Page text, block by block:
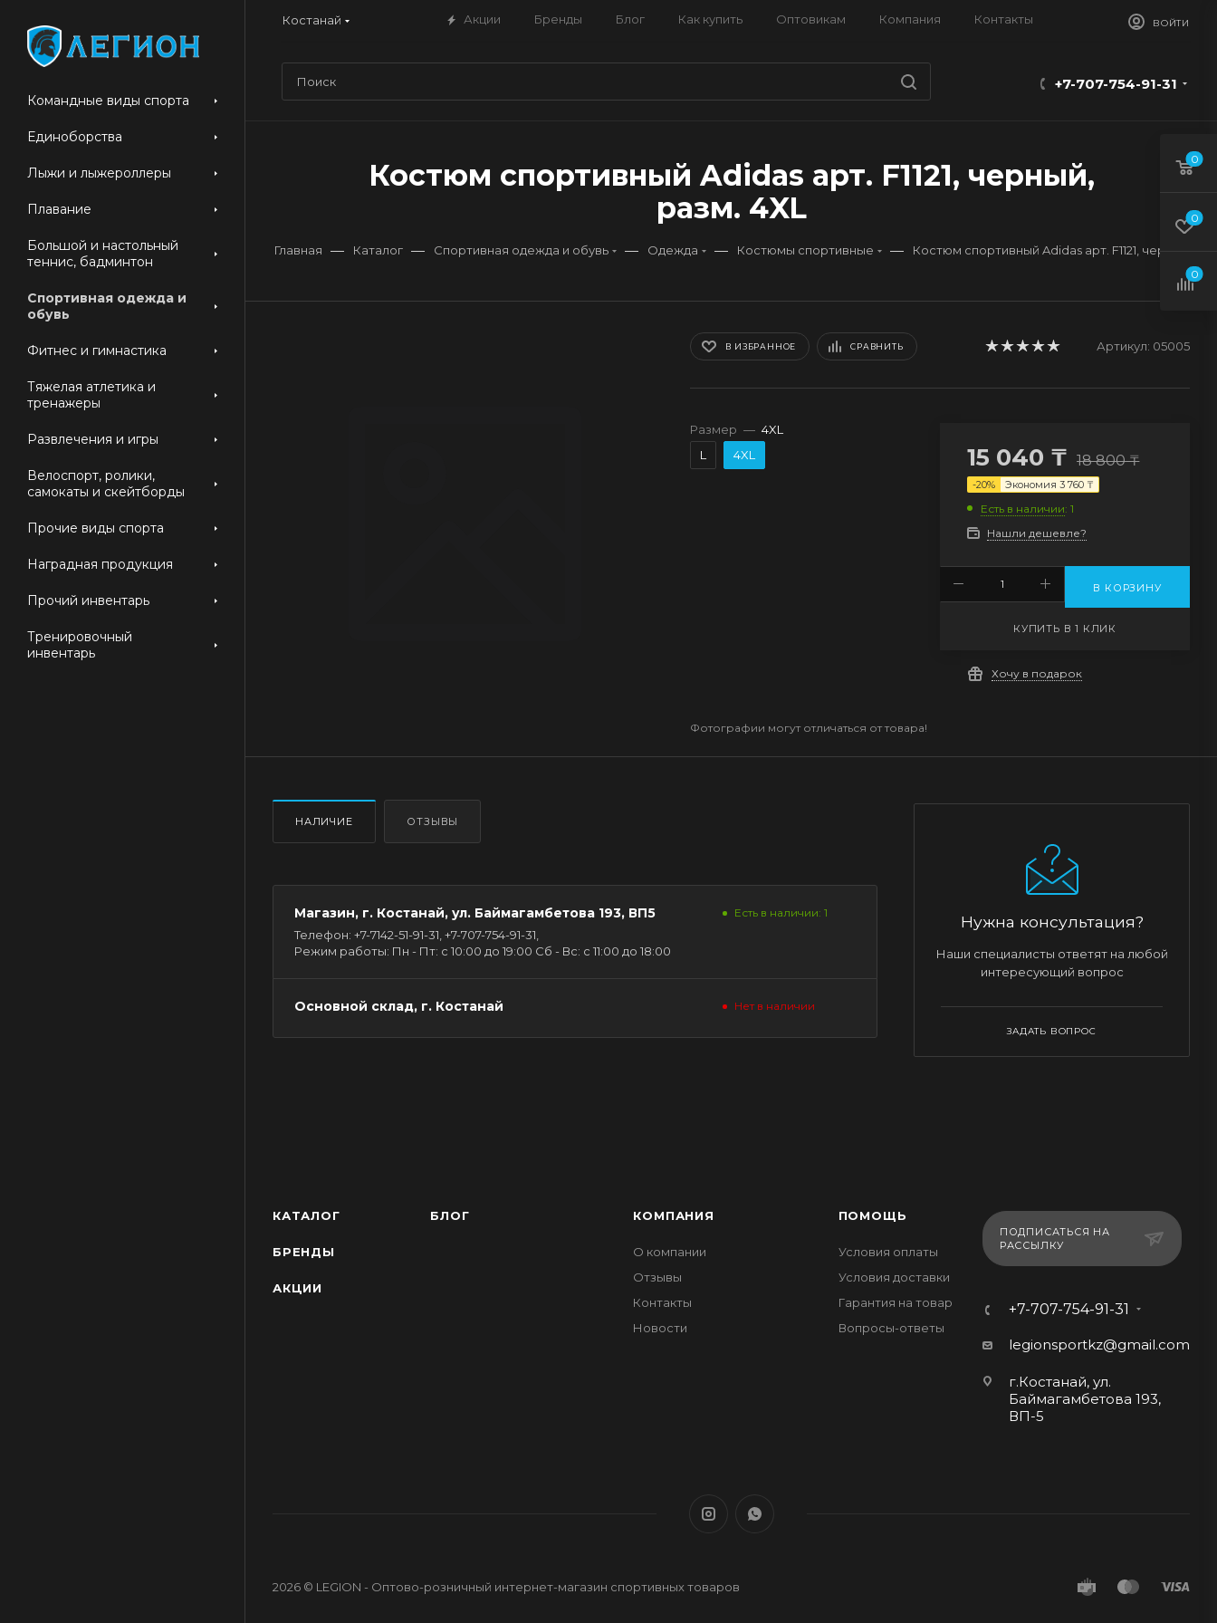
Костанай Акции Бренды Блог Как купить Оптовикам Компания Контакты ВОЙТИ
+7-707-754-91-31
Командные виды спорта
Единоборства
Лыжи и лыжероллеры
Плавание
Большой и настольный
теннис, бадминтон
Спортивная одежда и
обувь
Фитнес и гимнастика
Тяжелая атлетика и
тренажеры
Развлечения и игры
Велоспорт, ролики,
самокаты и скейтборды
Прочие виды спорта
Наградная продукция
Прочий инвентарь
Тренировочный
инвентарь
Костюм спортивный Adidas арт. F1121, черный,
разм. 4XL
Главная — Каталог — Спортивная одежда и обувь — Одежда — Костюмы спортивные — Костюм спортивный Adidas арт. F1121, черный
В ИЗБРАННОЕ СРАВНИТЬ Артикул: 05005
Размер — 4XL
L
4XL 15 040 ₸ 18 800₸
-20% Экономия3 760 ₸
Есть в наличии: 1
Нашли дешевле?
В КОРЗИНУ
КУПИТЬ В 1 КЛИК
Хочу в подарок
Фотографии могут отличаться от товара!
НАЛИЧИЕ ОТЗЫВЫ
Магазин, г. Костанай, ул. Баймагамбетова 193, ВП5
Телефон: +7-7142-51-91-31, +7-707-754-91-31,
Режим работы: Пн - Пт: с 10:00 до 19:00 Сб - Вс: с 11:00 до 18:00
Есть в наличии: 1
Основной склад, г. Костанай Нет в наличии
Нужна консультация?
Наши специалисты ответят на любой
интересующий вопрос
ЗАДАТЬ ВОПРОС
КАТАЛОГ
БРЕНДЫ
АКЦИИ
БЛОГ КОМПАНИЯ
О компании
Отзывы
Контакты
Новости
ПОМОЩЬ
Условия оплаты
Условия доставки
Гарантия на товар
Вопросы-ответы
ПОДПИСАТЬСЯ НА
РАССЫЛКУ
+7-707-754-91-31
legionsportkz@gmail.com
г.Костанай, ул.
Баймагамбетова 193,
ВП-5
2026 © LEGION - Оптово-розничный интернет-магазин спортивных товаров
0
0
0